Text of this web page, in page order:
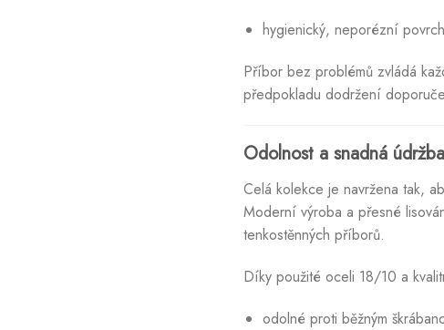
hygienický, neporézní
Příbor bez problémů zvládá
předpokladu dodržení
Odolnost a snadná údržba
Celá kolekce je navržena tak,
Moderní výroba a přesné
tenkostěnných příborů.
Díky použité oceli 18/10 a
odolné proti běžným